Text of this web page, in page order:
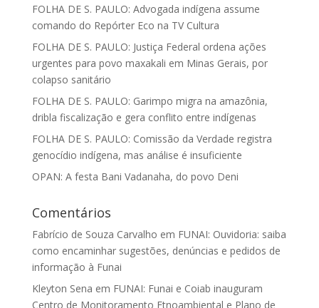
FOLHA DE S. PAULO: Advogada indígena assume
comando do Repórter Eco na TV Cultura
FOLHA DE S. PAULO: Justiça Federal ordena ações
urgentes para povo maxakali em Minas Gerais, por
colapso sanitário
FOLHA DE S. PAULO: Garimpo migra na amazônia,
dribla fiscalização e gera conflito entre indígenas
FOLHA DE S. PAULO: Comissão da Verdade registra
genocídio indígena, mas análise é insuficiente
OPAN: A festa Bani Vadanaha, do povo Deni
Comentários
Fabrício de Souza Carvalho em FUNAI: Ouvidoria: saiba
como encaminhar sugestões, denúncias e pedidos de
informação à Funai
Kleyton Sena em FUNAI: Funai e Coiab inauguram
Centro de Monitoramento Etnoambiental e Plano de